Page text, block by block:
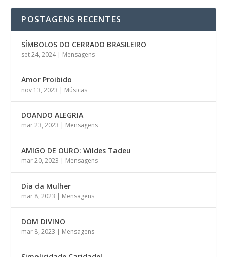
POSTAGENS RECENTES
SÍMBOLOS DO CERRADO BRASILEIRO
set 24, 2024| Mensagens
Amor Proibido
nov 13, 2023 Músicas
DOANDO ALEGRIA
mar 23, 2023 Mensagens
AMIGO DE OURO: Wildes Tadeu
mar 20, 2023 Mensagens
Dia da Mulher
mar 8, 2023 Mensagens
DOM DIVINO
mar 8, 2023 Mensagens